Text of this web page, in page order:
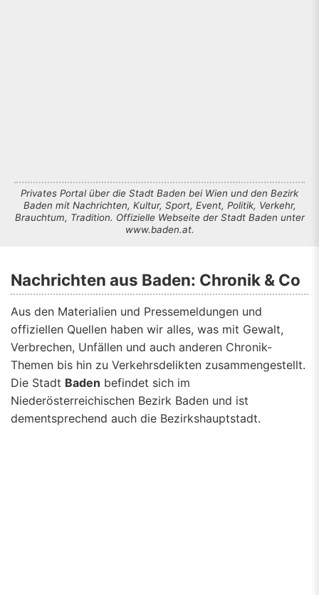
Privates Portal über die Stadt Baden bei Wien und den Bezirk
Baden mit Nachrichten, Kultur, Sport, Event, Politik, Verkehr,
Brauchtum, Tradition. Offizielle Webseite der Stadt Baden unter
www.baden.at.
Nachrichten aus Baden: Chronik & Co
Aus den Materialien und Pressemeldungen und
offiziellen Quellen haben wir alles, was mit Gewalt,
Verbrechen, Unfällen und auch anderen Chronik-
Themen bis hin zu Verkehrsdelikten zusammengestellt.
Die Stadt Baden befindet sich im
Niederösterreichischen Bezirk Baden und ist
dementsprechend auch die Bezirkshauptstadt.